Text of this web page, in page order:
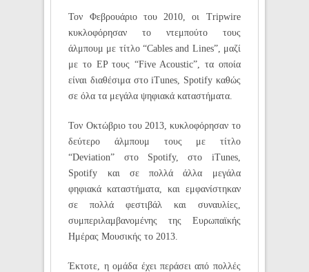
Τον Φεβρουάριο του 2010, οι Tripwire
κυκλοφόρησαν το ντεμπούτο τους
άλμπουμ με τίτλο “Cables and Lines”, μαζί
με το EP τους “Five Acoustic”, τα οποία
είναι διαθέσιμα στο iTunes, Spotify καθώς
σε όλα τα μεγάλα ψηφιακά καταστήματα.
Τον Οκτώβριο του 2013, κυκλοφόρησαν το
δεύτερο άλμπουμ τους με τίτλο
“Deviation” στο Spotify, στο iTunes,
Spotify και σε πολλά άλλα μεγάλα
φηφιακά καταστήματα, και εμφανίστηκαν
σε πολλά φεστιβάλ και συναυλίες,
συμπεριλαμβανομένης της Ευρωπαϊκής
Ημέρας Μουσικής το 2013.
Έκτοτε, η ομάδα έχει περάσει από πολλές